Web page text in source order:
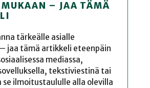
MUKAAN – JAA TÄMÄ
tärkeälle asialle
jaa tämä artikkeli eteenpäin
mediassa,
tekstiviestinä tai
ilmoitustaululle alla olevilla